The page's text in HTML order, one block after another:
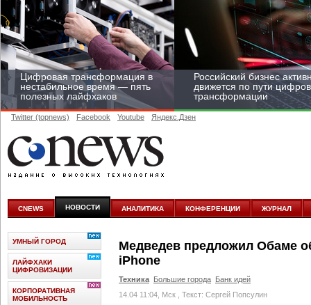
Цифровая трансформация в
нестабильное время — пять
полезных лайфхаков
Российский бизнес
движется по пути
трансформации
цифровизироваться со
скоростью крупных
корпораций
Twitter (topnews) Facebook Youtube Яндекс.Дзен
CNEWS НОВОСТИ АНАЛИТИКА КОНФЕРЕНЦИИ ЖУРНАЛ
Медведев предложил Обаме
iPhone
Техника Большие города Банк идей
14.04 11:04, Мск , Текст: Сергей Попсулин
УМНЫЙ ГОРОД
ЛАЙФХАКИ
ЦИФРОВИЗАЦИИ
КОРПОРАТИВНАЯ
МОБИЛЬНОСТЬ